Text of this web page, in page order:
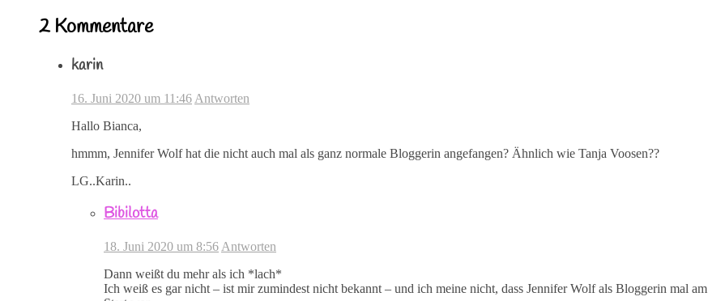
2 Kommentare
karin
16. Juni 2020 um 11:46 Antworten
Hallo Bianca,
hmmm, Jennifer Wolf hat die nicht auch mal als ganz normale Bloggerin angefangen? Ähnlich wie Tanja Voosen??
LG..Karin..
Bibilotta
18. Juni 2020 um 8:56 Antworten
Dann weißt du mehr als ich *lach*
Ich weiß es gar nicht – ist mir zumindest nicht bekannt – und ich meine nicht, dass Jennifer Wolf als Bloggerin mal am